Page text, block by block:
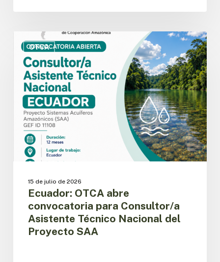
OTCA
Ecuador:
OTCA
abre
convocatoria
para
Consultor/a
Asistente
Técnico
Nacional
Proyecto
SAA
15 de julio de 2026
Ecuador: OTCA abre
convocatoria para Consultor/a
Asistente Técnico Nacional del
Proyecto SAA